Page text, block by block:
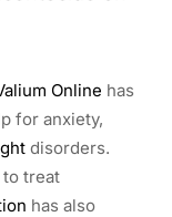
Online has
for anxiety,
disorders.
to treat
has also